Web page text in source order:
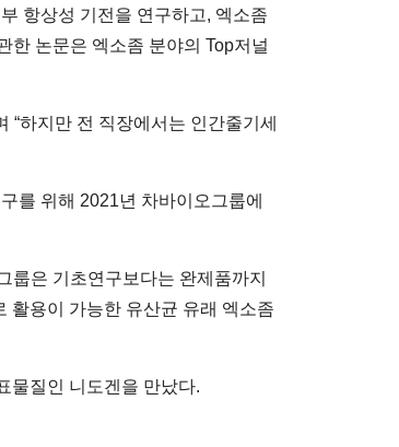
항상성 기전을 연구하고, 엑소좀
한 논문은 엑소좀 분야의 Top저널
“하지만 전 직장에서는 인간줄기세
를 위해 2021년 차바이오그룹에
룹은 기초연구보다는 완제품까지
활용이 가능한 유산균 유래 엑소좀
물질인 니도겐을 만났다.